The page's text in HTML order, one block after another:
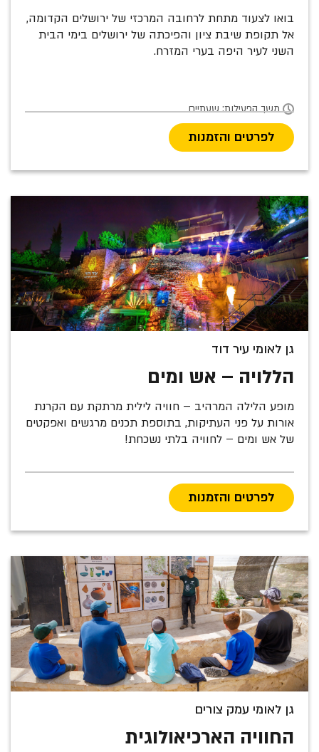
בואו לצעוד מתחת לרחובה המרכזי של ירושלים הקדומה,
אל תקופת שיבת ציון והפיכתה של ירושלים בימי הבית
השני לעיר היפה בערי המזרח.
משך הפעילות: שעתיים
לפרטים והזמנות
גן לאומי עיר דוד
הללויה – אש ומים
מופע הלילה המרהיב – חוויה לילית מרתקת עם הקרנת
אורות על פני העתיקות, בתוספת תכנים מרגשים ואפקטים
של אש ומים – לחוויה בלתי נשכחת!
לפרטים והזמנות
גן לאומי עמק צורים
החוויה הארכיאולוגית